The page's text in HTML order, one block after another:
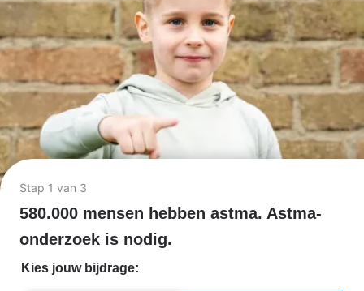
Stap 1 van 3
580.000 mensen hebben astma. Astma-
onderzoek is nodig.
Kies jouw bijdrage: